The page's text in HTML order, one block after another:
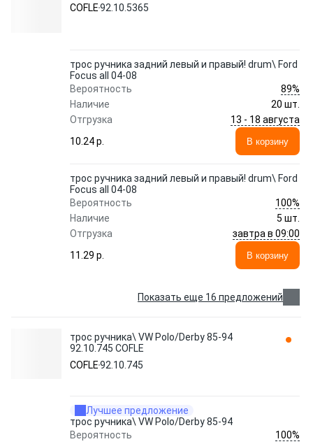
COFLE92.10.5365
трос ручника задний левый и правый! drum\ Ford
Focus all 04-08
Вероятность
89%
Наличие
20 шт.
Отгрузка
13 - 18 августа
10.24 p.
В корзину
трос ручника задний левый и правый! drum\ Ford
Focus all 04-08
Вероятность
100%
Наличие
5 шт.
Отгрузка
завтра в 09:00
11.29 p.
В корзину
Показать еще 16 предложений
трос ручника\ VW Polo/Derby 85-94
92.10.745 COFLE
COFLE92.10.745
Лучшее предложение
трос ручника\ VW Polo/Derby 85-94
Вероятность
100%